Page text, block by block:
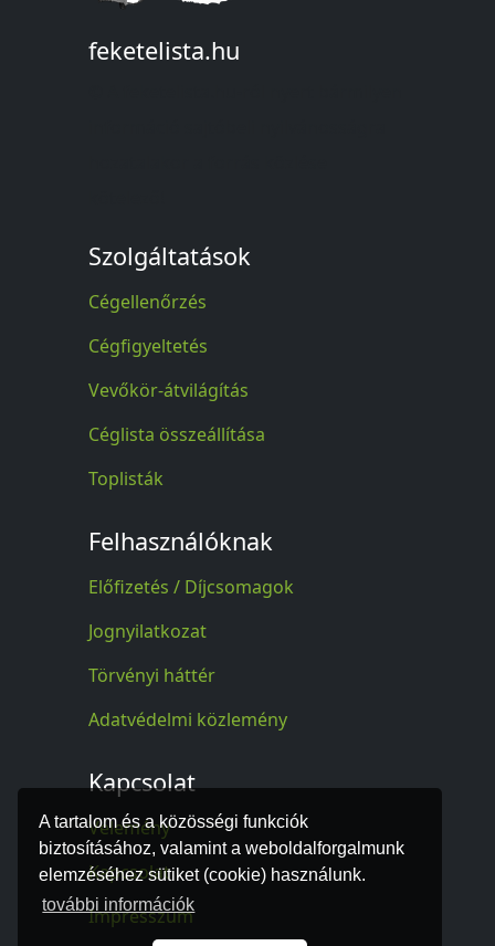
A tartalom és a közösségi funkciók
biztosításához, valamint a weboldalforgalmunk
elemzéséhez sütiket (cookie) használunk.
további információk
feketelista.hu
Szolgáltatások
Cégellenőrzés
Cégfigyeltetés
Vevőkör-átvilágítás
Céglista összeállítása
Toplisták
Felhasználóknak
Előfizetés / Díjcsomagok
Jognyilatkozat
Törvényi háttér
Adatvédelmi közlemény
Kapcsolat
Vélemény
Kapcsolat
Impresszum